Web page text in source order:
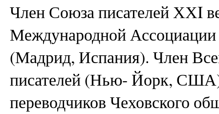
Член Союза писателей ХХI
Международной
(Мадрид, Испания). Член
писателей (Нью- Йорк,
переводчиков Чеховского